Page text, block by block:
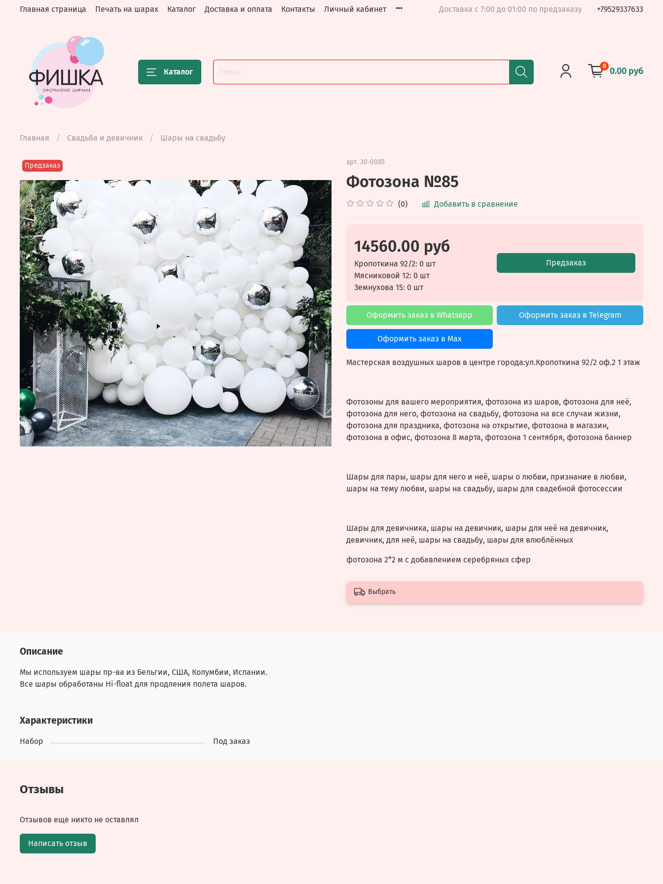
Главная страница Печать на шарах Каталог Доставка и оплата Контакты Личный кабинет Доставка с 7:00 до 01:00 по предзаказу +79529337633
Каталог
0 0.00 руб
Главная Свадьба и девичник Шары на свадьбу
Предзаказ арт. 30-0085
Фотозона №85
(0) Добавить в сравнение
14560.00 руб
Кропоткина 92/2: 0 шт
Мясниковой 12: 0 шт
Земнухова 15: 0 шт
Предзаказ
Оформить заказ в Whatsapp Оформить заказ в Telegram
Оформить заказ в Max
Мастерская воздушных шаров в центре города:ул.Кропоткина 92/2 оф.2 1 этаж
Фотозоны для вашего мероприятия, фотозона из шаров, фотозона для неё,
фотозона для него, фотозона на свадьбу, фотозона на все случаи жизни,
фотозона для праздника, фотозона на открытие, фотозона в магазин,
фотозона в офис, фотозона 8 марта, фотозона 1 сентября, фотозона баннер
Шары для пары, шары для него и неё, шары о любви, признание в любви,
шары на тему любви, шары на свадьбу, шары для свадебной фотосессии
Шары для девичника, шары на девичник, шары для неё на девичник,
девичник, для неё, шары на свадьбу, шары для влюблённых
фотозона 2*2 м с добавлением серебряных сфер
Выбрать
Описание
Мы используем шары пр-ва из Бельгии, США, Колумбии, Испании.
Все шары обработаны Hi-float для продления полета шаров.
Характеристики
Набор Под заказ
Отзывы
Отзывов еще никто не оставлял
Написать отзыв